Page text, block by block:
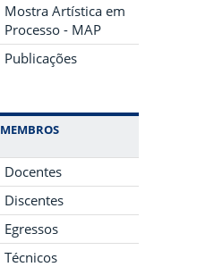
Mostra Artística em
Processo - MAP
Publicações
MEMBROS
Docentes
Discentes
Egressos
Técnicos